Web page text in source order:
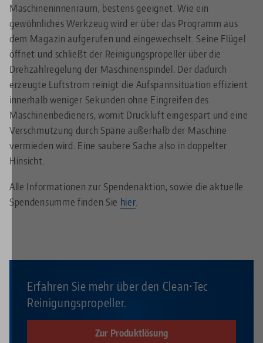
Maschineninnenraum, bestens geeignet. Wie ein
gewöhnliches Werkzeug wird er über das Programm aus
dem Magazin aufgerufen und eingewechselt. Seine Flügel
öffnet und schließt der Reinigungspropeller über die
Drehzahlregelung der Maschinenspindel. Der dadurch
erzeugte Luftstrom reinigt die Aufspannsituation effizient
innerhalb weniger Sekunden ohne Eingreifen des
Maschinenbedieners, womit Druckluft eingespart und eine
Verschmutzung durch Späne außerhalb der Maschine
vermieden wird. Eine saubere Sache also in doppelter
Hinsicht.
Alle Informationen zur Spendenaktion, sowie die aktuelle
Spendensumme finden Sie hier.
Erfahren Sie mehr über den Clean•Tec
Reinigungspropeller.
Zur Produktlösung